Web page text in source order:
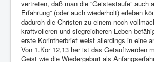
vertreten, daß man die “Geistestaufe” auch
Erfahrung” (oder auch wiederholt) erleben
dadurch die Christen zu einem noch
kraftvolleren und siegreicheren Leben
erste Korintherbrief weist allerdings in eine
Von 1.Kor 12,13 her ist das Getauftwerden
Geist wie die Wiedergeburt als